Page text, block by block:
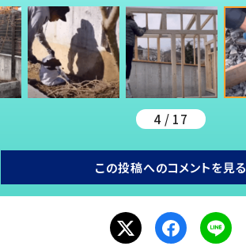
4 / 17
この投稿へのコメントを見る